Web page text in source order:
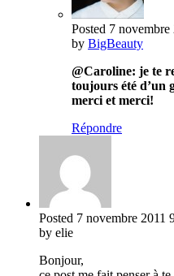
Posted 7 novembre
by BigBeauty
@Caroline: je te
toujours été d’un
merci et merci!
Répondre
Posted 7 novembre 2011
by elie
Bonjour,